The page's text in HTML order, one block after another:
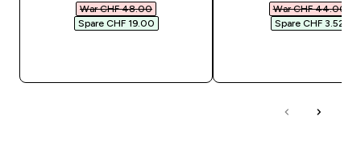
War CHF 48.00‎
Spare CHF 19.00‎
War CHF 44.00‎
Spare CHF 3.52‎